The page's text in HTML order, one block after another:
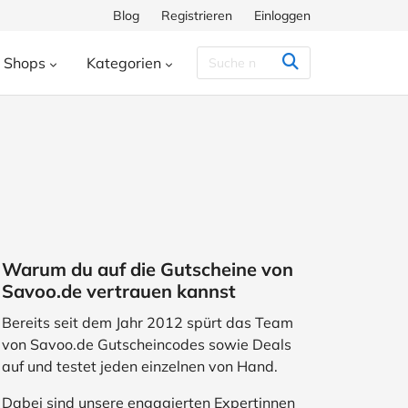
Blog Registrieren Einloggen
Shops
TUI WeightWatchers
Kategorien
Haustierbedarf
Sport Studenten
Wohnen & Garten
Warum du auf die Gutscheine von
Savoo.de vertrauen kannst
Bereits seit dem Jahr 2012 spürt das Team
von Savoo.de Gutscheincodes sowie Deals
auf und testet jeden einzelnen von Hand.
Dabei sind unsere engagierten Expertinnen